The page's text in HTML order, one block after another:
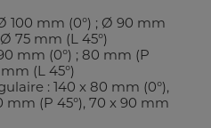
100 mm (0°) ; Ø 90 mm
Ø 75 mm (L 45°)
mm (0°) ; 80 mm (P
mm (L 45°)
: 140 x 80 mm (0°),
mm (P 45°), 70 x 90 mm